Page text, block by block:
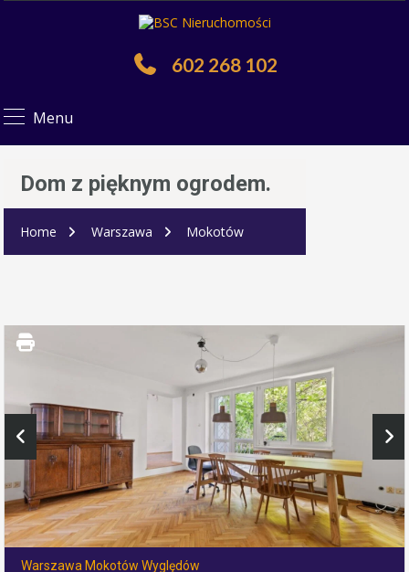
602 268 102
Menu
Dom z pięknym ogrodem.
Home Warszawa Mokotów
Warszawa Mokotów Wyględów